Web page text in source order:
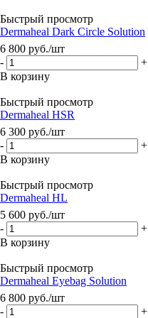
Быстрый просмотр
Dermaheal Dark Circle Solution
6 800 руб./шт
-
+
В корзину
Быстрый просмотр
Dermaheal HSR
6 300 руб./шт
-
+
В корзину
Быстрый просмотр
Dermaheal HL
5 600 руб./шт
-
+
В корзину
Быстрый просмотр
Dermaheal Eyebag Solution
6 800 руб./шт
-
+